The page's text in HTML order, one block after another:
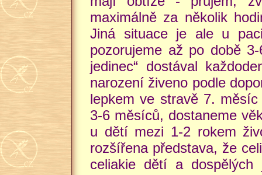
maximálně za několik
Jiná situace je ale u
pozorujeme až po době
jedinec“ dostával
narození živeno podle
lepkem ve stravě 7.
3-6 měsíců, dostaneme
u dětí mezi 1-2 rokem
rozšířena představa, že
celiakie dětí a